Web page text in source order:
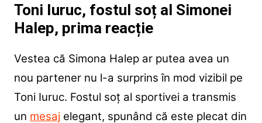
Toni Iuruc, fostul soț al Simonei
Halep, prima reacție
Vestea că Simona Halep ar putea avea un
nou partener nu l-a surprins în mod vizibil pe
Toni Iuruc. Fostul soț al sportivei a transmis
un mesajelegant, spunând că este plecat din